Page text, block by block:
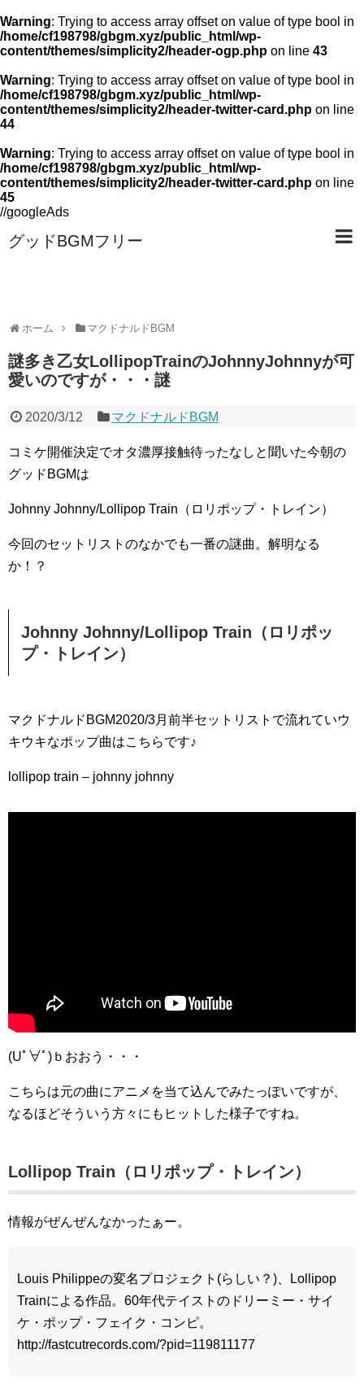
Warning: Trying to access array offset on value of type bool in
/home/cf198798/gbgm.xyz/public_html/wp-
content/themes/simplicity2/header-ogp.php on line 43
Warning: Trying to access array offset on value of type bool in
/home/cf198798/gbgm.xyz/public_html/wp-
content/themes/simplicity2/header-twitter-card.php on line
44
Warning: Trying to access array offset on value of type bool in
/home/cf198798/gbgm.xyz/public_html/wp-
content/themes/simplicity2/header-twitter-card.php on line
45
//googleAds
グッドBGMフリー
ホーム マクドナルドBGM
謎多き乙女LollipopTrainのJohnnyJohnnyが可
愛いのですが・・・謎
2020/3/12 マクドナルドBGM
コミケ開催決定でオタ濃厚接触待ったなしと聞いた今朝の
グッドBGMは
Johnny Johnny/Lollipop Train（ロリポップ・トレイン）
今回のセットリストのなかでも一番の謎曲。解明なる
か！？
Johnny Johnny/Lollipop Train（ロリポッ
プ・トレイン）
マクドナルドBGM2020/3月前半セットリストで流れていウ
キウキなポップ曲はこちらです♪
lollipop train – johnny johnny
(Uﾟ∀ﾟ)ｂおおう・・・
こちらは元の曲にアニメを当て込んでみたっぽいですが、
なるほどそういう方々にもヒットした様子ですね。
Lollipop Train（ロリポップ・トレイン）
情報がぜんぜんなかったぁー。
Louis Philippeの変名プロジェクト(らしい？)、Lollipop
Trainによる作品。60年代テイストのドリーミー・サイ
ケ・ポップ・フェイク・コンピ。
http://fastcutrecords.com/?pid=119811177